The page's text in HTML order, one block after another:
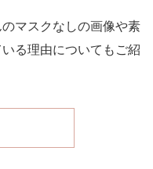
マスクなしの画像や素
る理由についてもご紹